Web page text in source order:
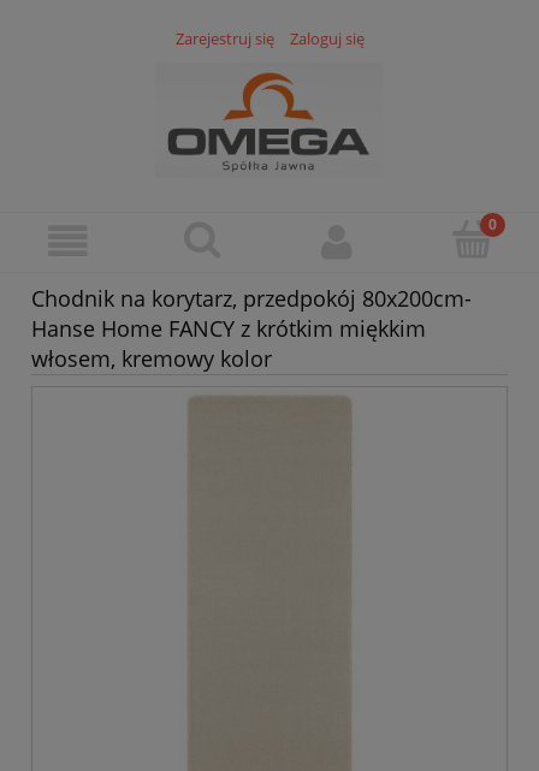
Zarejestruj się Zaloguj się
Chodnik na korytarz, przedpokój 80x200cm-
Hanse Home FANCY z krótkim miękkim
włosem, kremowy kolor